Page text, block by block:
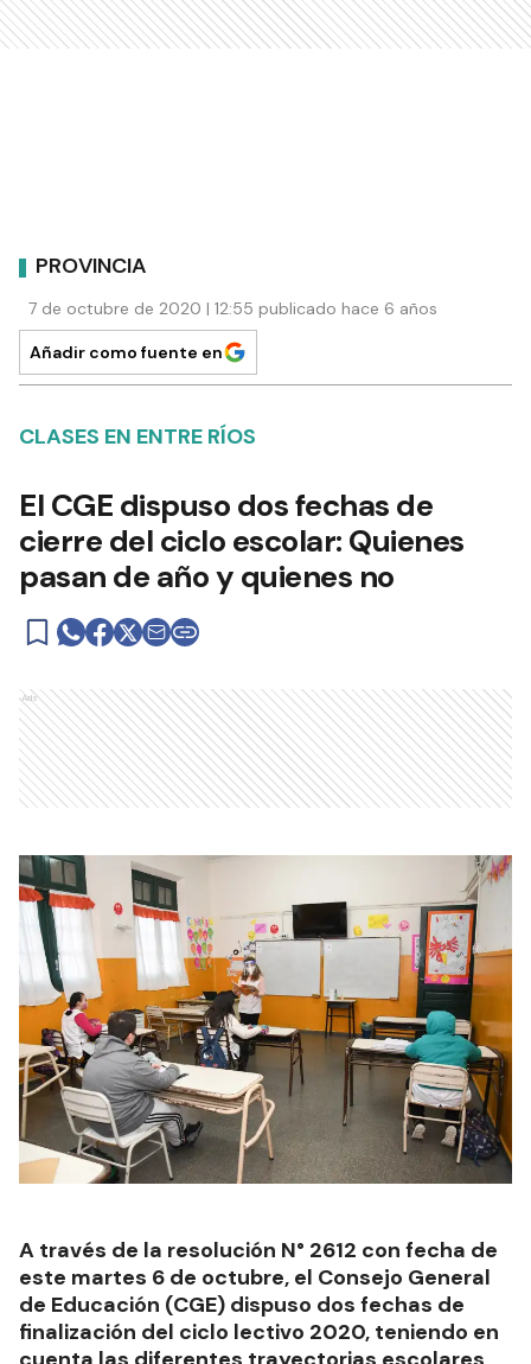
PROVINCIA
7 de octubre de 2020 | 12:55 publicado hace 6 años
Añadir como fuente en
CLASES EN ENTRE RÍOS
El CGE dispuso dos fechas de
cierre del ciclo escolar: Quienes
pasan de año y quienes no
Ads
A través de la resolución N° 2612 con fecha de
este martes 6 de octubre, el Consejo General
de Educación (CGE) dispuso dos fechas de
finalización del ciclo lectivo 2020, teniendo en